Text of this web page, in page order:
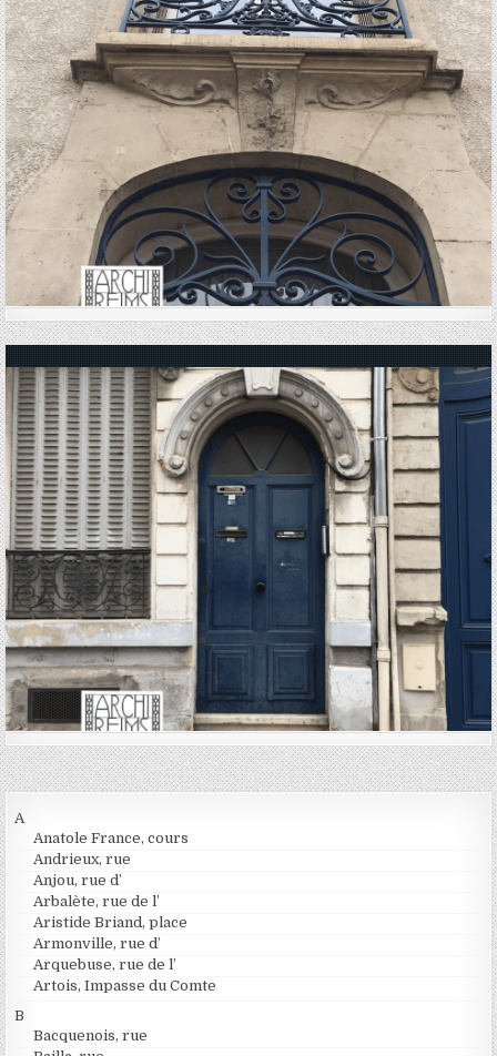
Posted in
A
Anatole France, cours
Andrieux, rue
Anjou, rue d’
Arbalète, rue de l’
Aristide Briand, place
Armonville, rue d’
Arquebuse, rue de l’
Artois, Impasse du Comte
B
Bacquenois, rue